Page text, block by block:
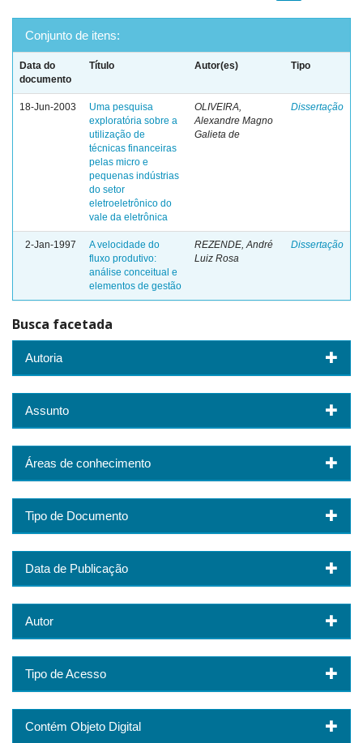
Conjunto de itens:
Data do
documento
Título Autor(es) Tipo
18-Jun-2003
Uma pesquisa
exploratória sobre a
utilização de
técnicas financeiras
pelas micro e
pequenas indústrias
do setor
eletroeletrônico do
vale da eletrônica
OLIVEIRA,
Alexandre Magno
Galieta de
Dissertação
2-Jan-1997
A velocidade do
fluxo produtivo:
análise conceitual e
elementos de gestão
REZENDE, André
Luiz Rosa
Dissertação
Busca facetada
Autoria
Assunto
Áreas de conhecimento
Tipo de Documento
Data de Publicação
Autor
Tipo de Acesso
Contém Objeto Digital